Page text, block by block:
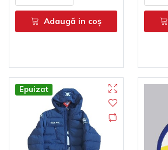
Adaugă in coş
Epuizat